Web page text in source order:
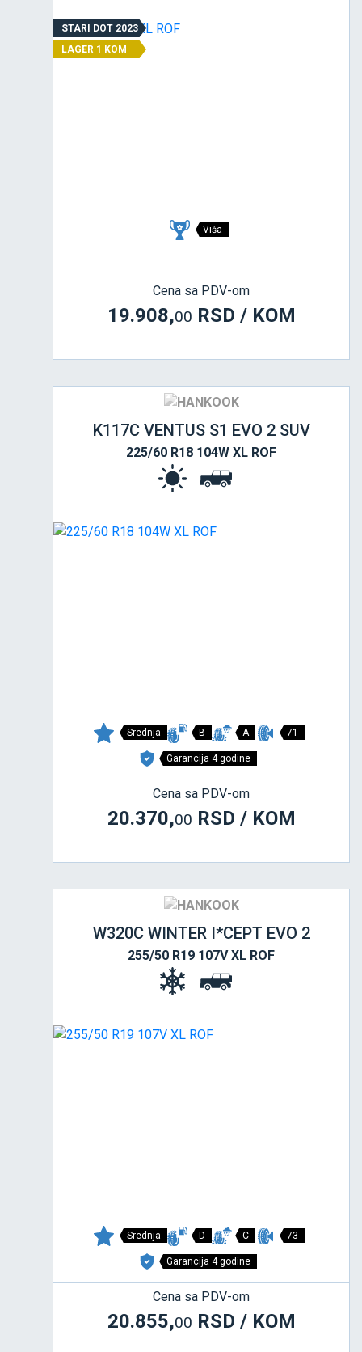
STARI DOT 2023
LAGER 1 KOM
Viša
Cena sa PDV-om
19.908,00 RSD / KOM
K117C VENTUS S1 EVO 2 SUV
225/60 R18 104W XL ROF
Srednja B A 71
Garancija 4 godine
Cena sa PDV-om
20.370,00 RSD / KOM
W320C WINTER I*CEPT EVO 2
255/50 R19 107V XL ROF
Srednja D C 73
Garancija 4 godine
Cena sa PDV-om
20.855,00 RSD / KOM